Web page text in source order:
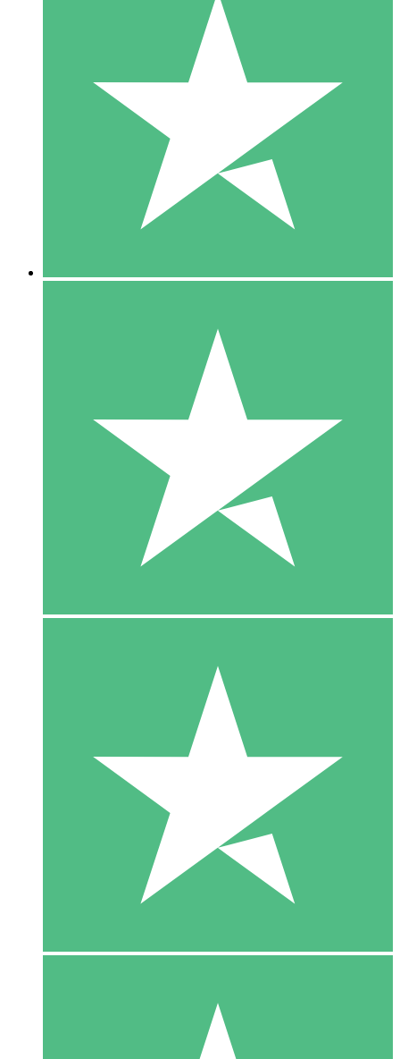
Pacchetti di Crediti Individuali
Paga a consumo con crediti di download. Nessun impegno
1 Download
10
US$1500
10 Download
20